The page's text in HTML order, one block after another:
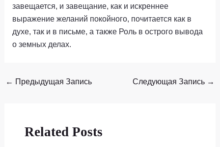
завещается, и завещание, как и искреннее
выражение желаний покойного, почитается как в
духе, так и в письме, а также Роль в острого вывода
о земных делах.
← Предыдущая Запись Следующая Запись →
Related Posts